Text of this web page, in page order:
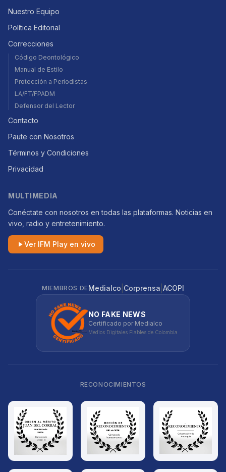
Nuestro Equipo
Política Editorial
Correcciones
Código Deontológico
Manual de Estilo
Protección a Periodistas
LA/FT/FPADM
Defensor del Lector
Contacto
Paute con Nosotros
Términos y Condiciones
Privacidad
MULTIMEDIA
Conéctate con nosotros en todas las plataformas. Noticias en
vivo, radio y entretenimiento.
Ver IFM Play en vivo
MIEMBROS DEMedialco Corprensa ACOPI
NO FAKE NEWS
Certificado por Medialco
Medios Digitales Fiables de Colombia
RECONOCIMIENTOS